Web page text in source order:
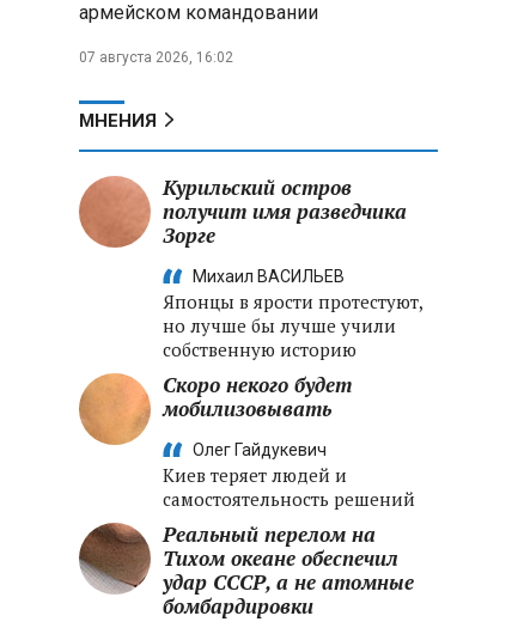
армейском командовании
07 августа 2026, 16:02
МНЕНИЯ
Курильский остров
получит имя разведчика
Зорге
Михаил ВАСИЛЬЕВ
Японцы в ярости протестуют,
но лучше бы лучше учили
собственную историю
Скоро некого будет
мобилизовывать
Олег Гайдукевич
Киев теряет людей и
самостоятельность решений
Реальный перелом на
Тихом океане обеспечил
удар СССР, а не атомные
бомбардировки